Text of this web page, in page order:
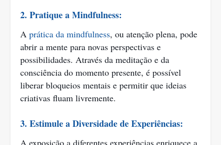
2. Pratique a Mindfulness:
A prática da mindfulness, ou atenção plena, pode
abrir a mente para novas perspectivas e
possibilidades. Através da meditação e da
consciência do momento presente, é possível
liberar bloqueios mentais e permitir que ideias
criativas fluam livremente.
3. Estimule a Diversidade de Experiências:
A exposição a diferentes experiências enriquece a